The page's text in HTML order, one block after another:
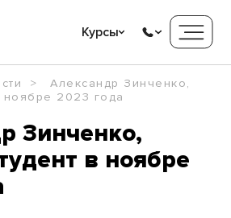
Курсы
Александр Зинченко,
ноябре 2023 года
Зинченко,
в ноябре